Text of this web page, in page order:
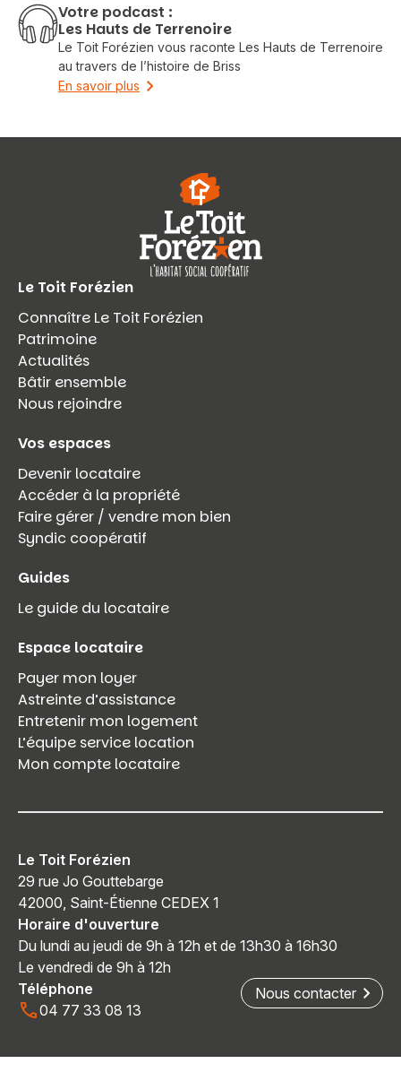
Votre podcast :
Les Hauts de Terrenoire
Le Toit Forézien vous raconte Les Hauts de Terrenoire
au travers de l’histoire de Briss
En savoir plus
Le Toit Forézien
Connaître Le Toit Forézien
Patrimoine
Actualités
Bâtir ensemble
Nous rejoindre
Vos espaces
Devenir locataire
Accéder à la propriété
Faire gérer / vendre mon bien
Syndic coopératif
Guides
Le guide du locataire
Espace locataire
Payer mon loyer
Astreinte d’assistance
Entretenir mon logement
L’équipe service location
Mon compte locataire
Le Toit Forézien
29 rue Jo Gouttebarge
42000, Saint-Étienne CEDEX 1
Horaire d'ouverture
Du lundi au jeudi de 9h à 12h et de 13h30 à 16h30
Le vendredi de 9h à 12h
Téléphone
04 77 33 08 13
Nous contacter